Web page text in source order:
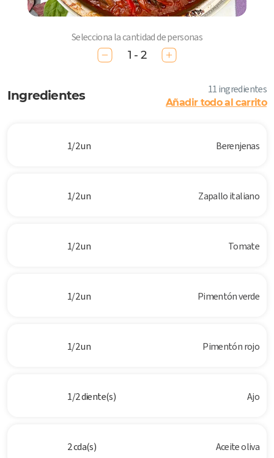
Selecciona la cantidad de personas
1 - 2
Ingredientes 11 ingredientes
Añadir todo al carrito
1/2 un Berenjenas
1/2 un Zapallo italiano
1/2 un Tomate
1/2 un Pimentón verde
1/2 un Pimentón rojo
1/2 diente(s) Ajo
2 cda(s) Aceite oliva